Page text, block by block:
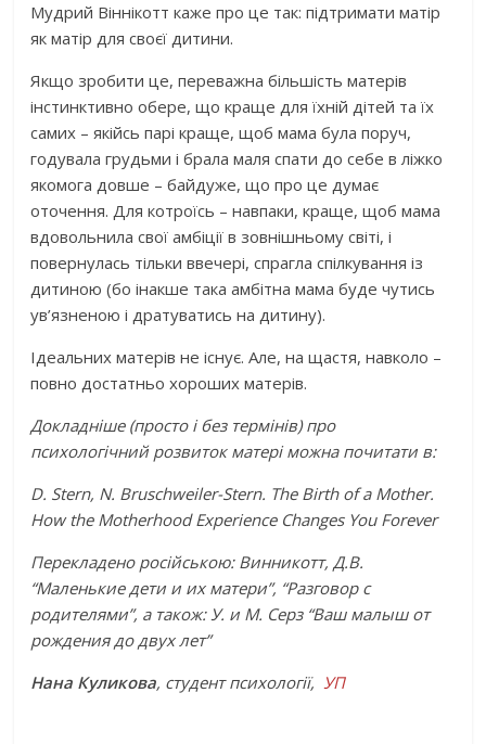
Мудрий Віннікотт каже про це так: підтримати матір
як матір для своєї дитини.
Якщо зробити це, переважна більшість матерів
інстинктивно обере, що краще для їхній дітей та їх
самих – якійсь парі краще, щоб мама була поруч,
годувала грудьми і брала маля спати до себе в ліжко
якомога довше – байдуже, що про це думає
оточення. Для котроїсь – навпаки, краще, щоб мама
вдовольнила свої амбіції в зовнішньому світі, і
повернулась тільки ввечері, спрагла спілкування із
дитиною (бо інакше така амбітна мама буде чутись
ув’язненою і дратуватись на дитину).
Ідеальних матерів не існує. Але, на щастя, навколо –
повно достатньо хороших матерів.
Докладніше (просто і без термінів) про
психологічний розвиток матері можна почитати в:
D. Stern, N. Bruschweiler-Stern. The Birth of a Mother.
How the Motherhood Experience Changes You Forever
Перекладено російською: Винникотт, Д.В.
“Маленькие дети и их матери”, “Разговор с
родителями”, а також: У. и М. Серз “Ваш малыш от
рождения до двух лет”
Нана Куликова, студент психології,УП